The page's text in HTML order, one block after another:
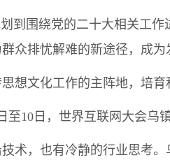
到围绕党的二十大相关工
众排忧解难的新途径，成
想文化工作的主阵地，培
至10日，世界互联网大会乌
术，也有冷静的行业思考